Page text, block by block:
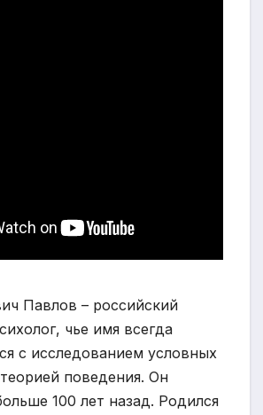
Павлов – российский
чье имя всегда
с исследованием условных
поведения. Он
100 лет назад. Родился